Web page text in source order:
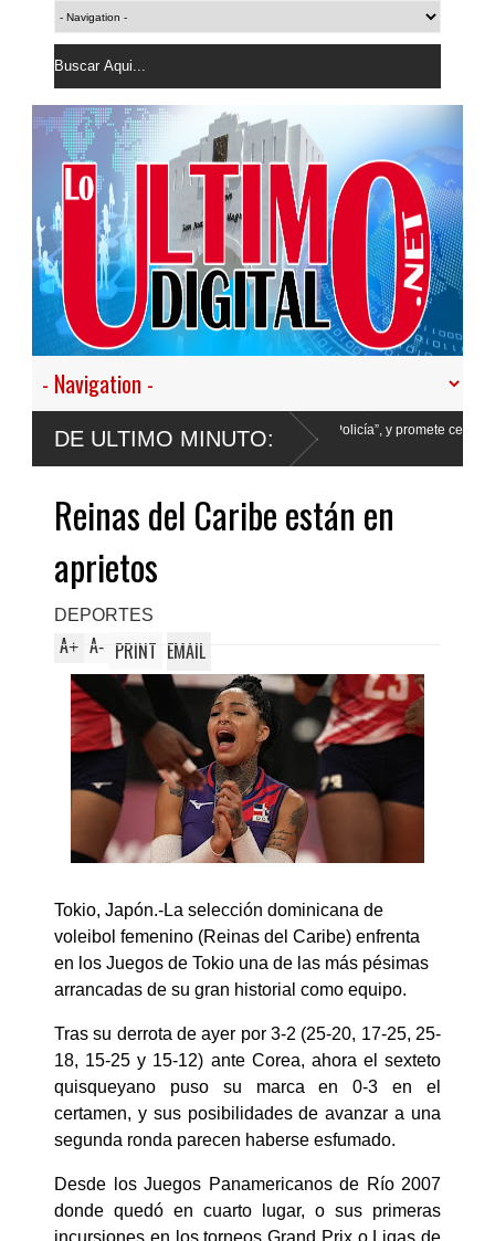
DE ULTIMO MINUTO:
en nuestro empeño de transformar la Policía”, y promete cero impunidad
Reinas del Caribe están en
aprietos
DEPORTES
A+ A- PRINT EMAIL
Tokio, Japón.-La selección dominicana de
voleibol femenino (Reinas del Caribe) enfrenta
en los Juegos de Tokio una de las más pésimas
arrancadas de su gran historial como equipo.
Tras su derrota de ayer por 3-2 (25-20, 17-25, 25-
18, 15-25 y 15-12) ante Corea, ahora el sexteto
quisqueyano puso su marca en 0-3 en el
certamen, y sus posibilidades de avanzar a una
segunda ronda parecen haberse esfumado.
Desde los Juegos Panamericanos de Río 2007
donde quedó en cuarto lugar, o sus primeras
incursiones en los torneos Grand Prix o Ligas de